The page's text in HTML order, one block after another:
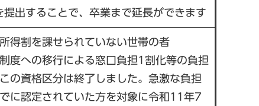
提出することで、卒業まで延長ができます
得割を課せられていない世帯の者
度への移行による窓口負担1割化等の負担
の資格区分は終了しました。急激な負担
に認定されていた方を対象に令和11年7